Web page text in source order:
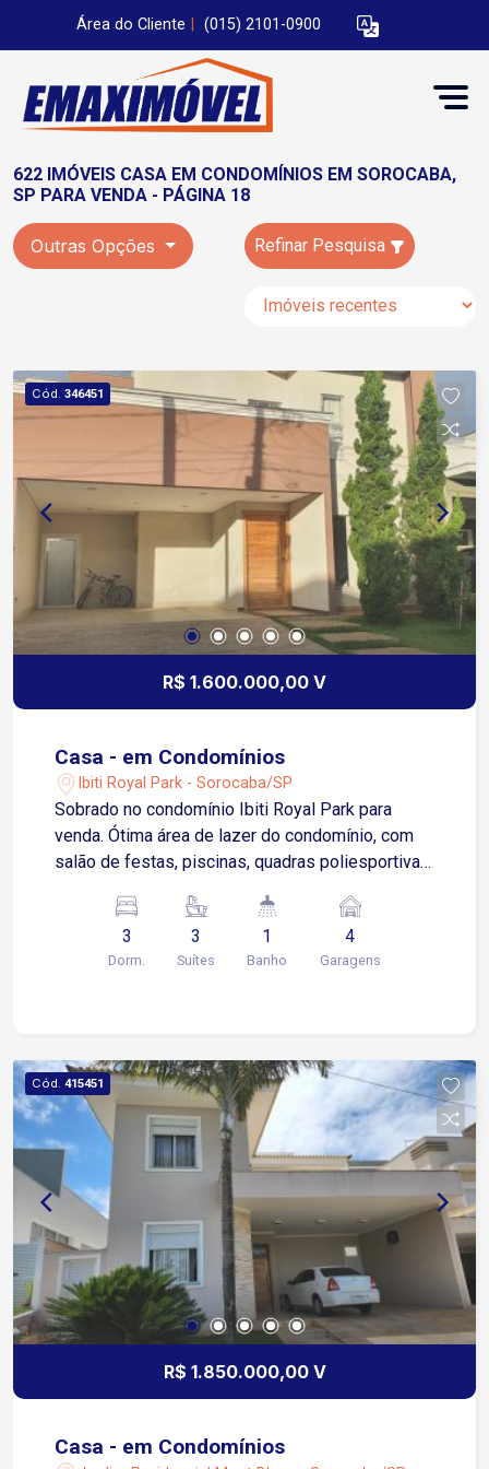
Área do Cliente (015) 2101-0900
622 IMÓVEIS CASA EM CONDOMÍNIOS EM SOROCABA,
SP PARA VENDA - PÁGINA 18
Outras Opções Refinar Pesquisa
Cód. 346451
R$ 1.600.000,00 V
Casa - em Condomínios
Ibiti Royal Park - Sorocaba/SP
Sobrado no condomínio Ibiti Royal Park para
venda. Ótima área de lazer do condomínio, com
salão de festas, piscinas, quadras poliesportivas
03 suítes, sendo 02 com closet e uma com
armários salas de estar, jantar e de TV cozinha
com armários e despensa área gourmet integrada
3
Dorm.
3
Suítes
1
Banho
4
Garagens
Cód. 415451
R$ 1.850.000,00 V
Casa - em Condomínios